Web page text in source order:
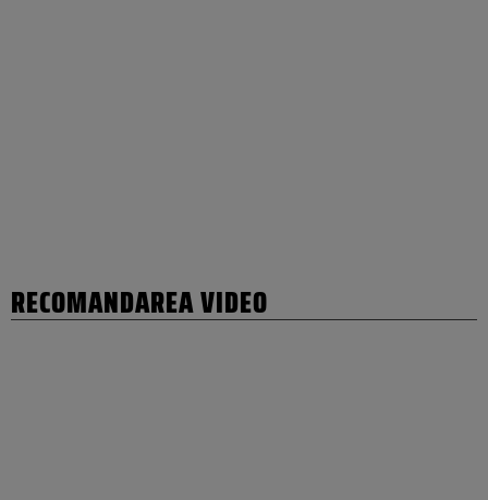
RECOMANDAREA VIDEO